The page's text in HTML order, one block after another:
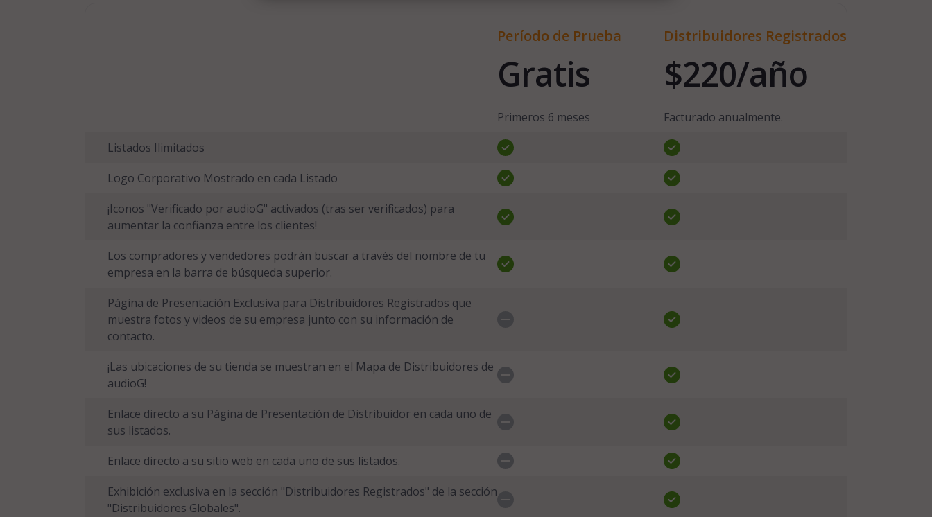
Período de Prueba Distribuidores Registrados
Gratis $220/año
Primeros 6 meses
Facturado anualmente.
Listados Ilimitados
Logo Corporativo Mostrado en cada Listado
¡Iconos "Verificado por audioG" activados (tras ser verificados) para
aumentar la confianza entre los clientes!
Los compradores y vendedores podrán buscar a través del nombre de tu
empresa en la barra de búsqueda superior.
Página de Presentación Exclusiva para Distribuidores Registrados que
muestra fotos y videos de su empresa junto con su información de
contacto.
¡Las ubicaciones de su tienda se muestran en el Mapa de Distribuidores de
audioG!
Enlace directo a su Página de Presentación de Distribuidor en cada uno de
sus listados.
Enlace directo a su sitio web en cada uno de sus listados.
Exhibición exclusiva en la sección "Distribuidores Registrados" de la sección
"Distribuidores Globales".